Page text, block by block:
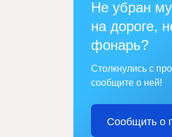
Не убран
на дороге,
фонарь?
Столкнулись с
сообщите о ней!
Сообщить о